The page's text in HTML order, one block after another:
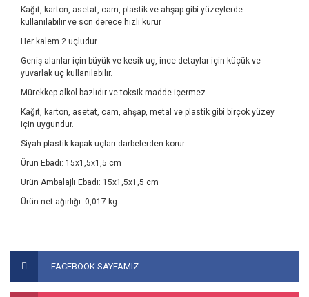
Kağıt, karton, asetat, cam, plastik ve ahşap gibi yüzeylerde
kullanılabilir ve son derece hızlı kurur
Her kalem 2 uçludur.
Geniş alanlar için büyük ve kesik uç, ince detaylar için küçük ve
yuvarlak uç kullanılabilir.
Mürekkep alkol bazlıdır ve toksik madde içermez.
Kağıt, karton, asetat, cam, ahşap, metal ve plastik gibi birçok yüzey
için uygundur.
Siyah plastik kapak uçları darbelerden korur.
Ürün Ebadı: 15x1,5x1,5 cm
Ürün Ambalajlı Ebadı: 15x1,5x1,5 cm
Ürün net ağırlığı: 0,017 kg
Bu ürüne ilk yorumu siz yapın!
kullanarak tarafımıza iletebilirsiniz.
Görüş ve önerileriniz için teşekkür ederiz.
FACEBOOK SAYFAMIZ